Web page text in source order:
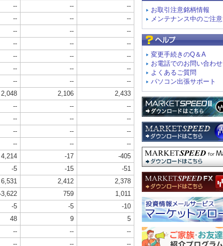
お取引注意銘柄情報
メンテナンス中のご注意
変更手続きのQ＆A
お電話でのお問い合わせ
よくあるご質問
パソコン出張サポート